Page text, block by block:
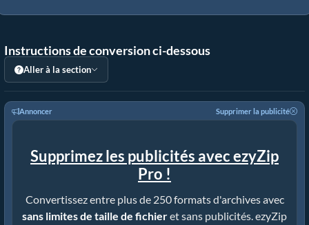
Instructions de conversion ci-dessous
Aller à la section
Annoncer Supprimer la publicité
Supprimez les publicités avec ezyZip
Pro !
Convertissez entre plus de 250 formats d'archives avec
sans limites de taille de fichieret sans publicités. ezyZip